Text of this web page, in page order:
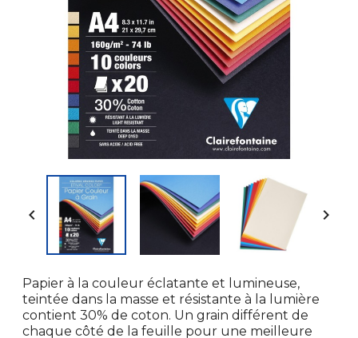
 
Papier à la couleur éclatante et lumineuse,
teintée dans la masse et résistante à la lumière
contient 30% de coton. Un grain différent de
chaque côté de la feuille pour une meilleure